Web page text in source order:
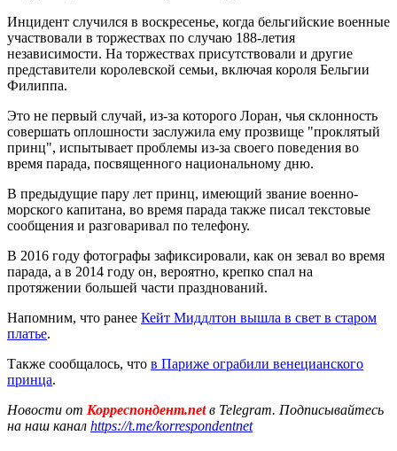
Инцидент случился в воскресенье, когда бельгийские военные
участвовали в торжествах по случаю 188-летия
независимости. На торжествах присутствовали и другие
представители королевской семьи, включая короля Бельгии
Филиппа.
Это не первый случай, из-за которого Лоран, чья склонность
совершать оплошности заслужила ему прозвище "проклятый
принц", испытывает проблемы из-за своего поведения во
время парада, посвященного национальному дню.
В предыдущие пару лет принц, имеющий звание военно-
морского капитана, во время парада также писал текстовые
сообщения и разговаривал по телефону.
В 2016 году фотографы зафиксировали, как он зевал во время
парада, а в 2014 году он, вероятно, крепко спал на
протяжении большей части празднований.
Напомним, что ранее Кейт Миддлтон вышла в свет в старом
платье.
Также сообщалось, что в Париже ограбили венецианского
принца.
Новости от Корреспондент.netв Telegram. Подписывайтесь
на наш канал https://t.me/korrespondentnet